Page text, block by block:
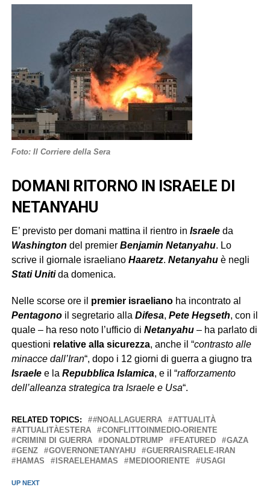
Foto: Il Corriere della Sera
DOMANI RITORNO IN ISRAELE DI
NETANYAHU
E’ previsto per domani mattina il rientro in Israeleda
Washington del premier Benjamin Netanyahu. Lo
scrive il giornale israeliano Haaretz. Netanyahuè negli
Stati Unitida domenica.
Nelle scorse ore il premier israelianoha incontrato al
Pentagonoil segretario alla Difesa, Pete Hegseth, con il
quale – ha reso noto l’ufficio di Netanyahu– ha parlato di
questioni relative alla sicurezza, anche il “contrasto alle
minacce dall’Iran“, dopo i 12 giorni di guerra a giugno tra
Israelee la Repubblica Islamica, e il “rafforzamento
dell’alleanza strategica tra Israele e Usa“.
RELATED TOPICS: #NOALLAGUERRA
ATTUALITÀ
ATTUALITÀESTERA
CONFLITTOINMEDIO-ORIENTE
CRIMINI DI GUERRA
DONALDTRUMP FEATURED
GAZA
GENZ
GOVERNONETANYAHU
GUERRAISRAELE-IRAN
HAMAS
ISRAELEHAMAS MEDIOORIENTE USAGI
UP NEXT